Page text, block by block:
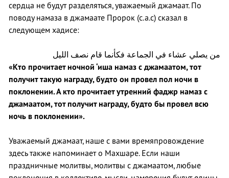
сердца не будут разделяться, уважаемый джамаат. По
поводу намаза в джамаате Пророк (с.а.с) сказал в
следующем хадисе:
من يصلي عشاء في الجماعة فكأنما قام نصف الليل
«Кто прочитает ночной ‘иша намаз с джамаатом, тот
получит такую награду, будто он провел пол ночи в
поклонении. А кто прочитает утренний фаджр намаз с
джамаатом, тот получит награду, будто бы провел всю
ночь в поклонении».
Уважаемый джамаат, наше с вами времяпровождение
здесь также напоминает о Махшаре. Если наши
праздничные молитвы, молитвы с джамаатом, любые